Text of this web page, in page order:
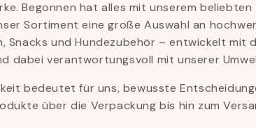
Begonnen hat alles mit unserem beliebten
Sortiment eine große Auswahl an
Snacks und Hundezubehör – entwickelt mit
dabei verantwortungsvoll mit unserer
bedeutet für uns, bewusste
über die Verpackung bis hin zum